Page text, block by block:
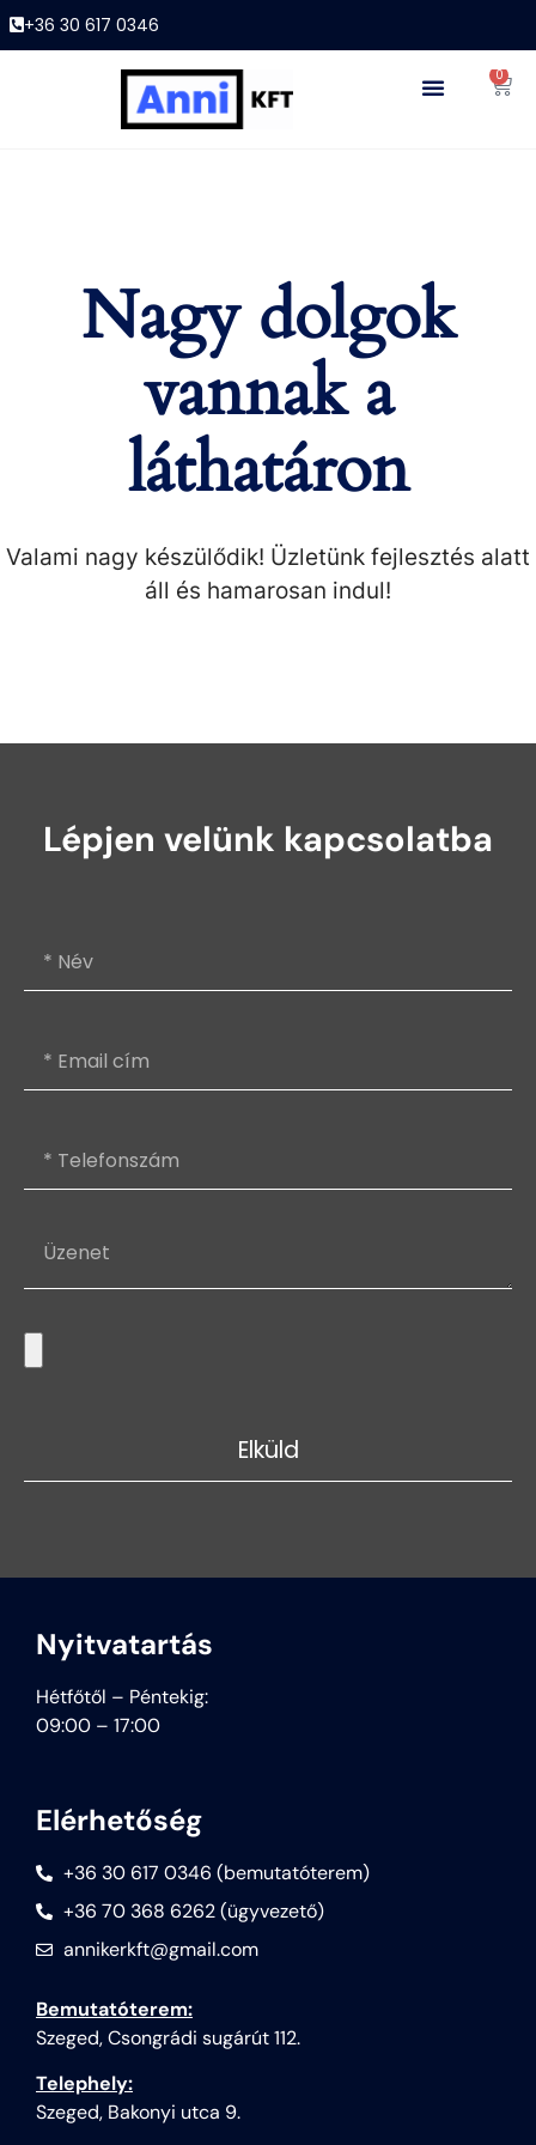
+36 30 617 0346
0
Nagy dolgok
vannak a
láthatáron
Valami nagy készülődik! Üzletünk fejlesztés alatt
áll és hamarosan indul!
Lépjen velünk kapcsolatba
Elküld
Nyitvatartás
Hétfőtől – Péntekig:
09:00 – 17:00
Elérhetőség
+36 30 617 0346 (bemutatóterem)
+36 70 368 6262 (ügyvezető)
annikerkft@gmail.com
Bemutatóterem:
Szeged, Csongrádi sugárút 112.
Telephely:
Szeged, Bakonyi utca 9.